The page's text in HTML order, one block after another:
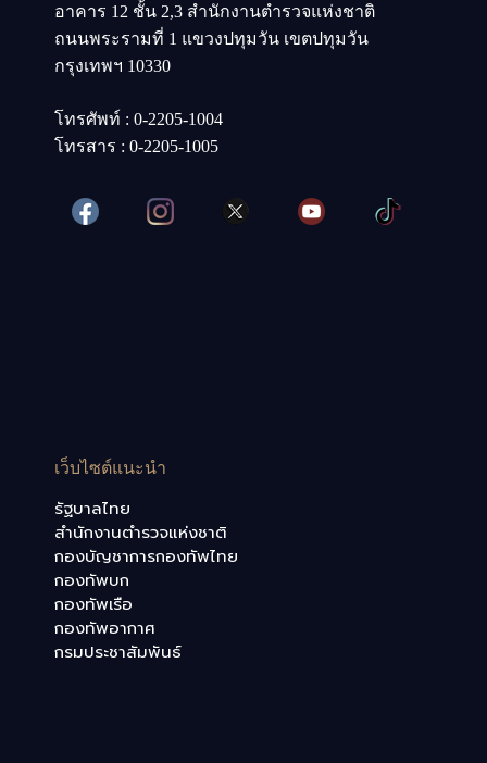
อาคาร 12 ชั้น 2,3 สำนักงานตำรวจแห่งชาติ
ถนนพระรามที่ 1 แขวงปทุมวัน เขตปทุมวัน
กรุงเทพฯ 10330
โทรศัพท์ : 0-2205-1004
โทรสาร : 0-2205-1005
เว็บไซต์แนะนำ
รัฐบาลไทย
สำนักงานตำรวจแห่งชาติ
กองบัญชาการกองทัพไทย
กองทัพบก
กองทัพเรือ
กองทัพอากาศ
กรมประชาสัมพันธ์